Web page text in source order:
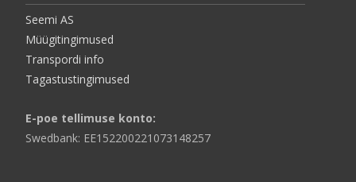
Seemi AS
Müügitingimused
Transpordi info
Tagastustingimused
E-poe tellimuse konto:
Swedbank: EE152200221073148257